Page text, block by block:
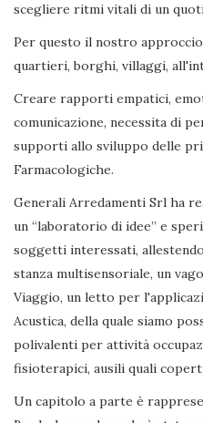
scegliere ritmi vitali di un
Per questo il nostro
quartieri, borghi, villaggi,
Creare rapporti empatici,
comunicazione, necessita di
supporti allo sviluppo delle
Farmacologiche.
Generali Arredamenti Srl ha
un “laboratorio di idee” e
soggetti interessati,
stanza multisensoriale, un
Viaggio, un letto per
Acustica, della quale siamo
polivalenti per attività
fisioterapici, ausili quali
Un capitolo a parte è